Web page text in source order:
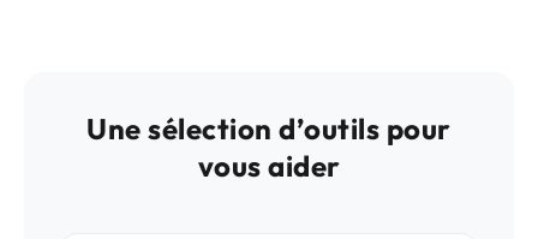
Une sélection d’outils pour
vous aider